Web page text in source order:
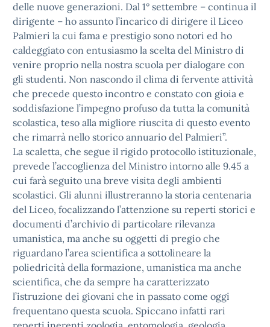
delle nuove generazioni. Dal 1° settembre – continua il
dirigente – ho assunto l’incarico di dirigere il Liceo
Palmieri la cui fama e prestigio sono notori ed ho
caldeggiato con entusiasmo la scelta del Ministro di
venire proprio nella nostra scuola per dialogare con
gli studenti. Non nascondo il clima di fervente attività
che precede questo incontro e constato con gioia e
soddisfazione l’impegno profuso da tutta la comunità
scolastica, teso alla migliore riuscita di questo evento
che rimarrà nello storico annuario del Palmieri”.
La scaletta, che segue il rigido protocollo istituzionale,
prevede l’accoglienza del Ministro intorno alle 9.45 a
cui farà seguito una breve visita degli ambienti
scolastici. Gli alunni illustreranno la storia centenaria
del Liceo, focalizzando l’attenzione su reperti storici e
documenti d’archivio di particolare rilevanza
umanistica, ma anche su oggetti di pregio che
riguardano l’area scientifica a sottolineare la
poliedricità della formazione, umanistica ma anche
scientifica, che da sempre ha caratterizzato
l’istruzione dei giovani che in passato come oggi
frequentano questa scuola. Spiccano infatti rari